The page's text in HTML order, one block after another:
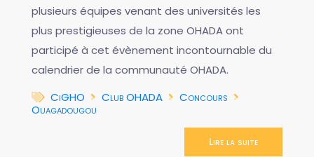
plusieurs équipes venant des universités les
plus prestigieuses de la zone OHADA ont
participé à cet évènement incontournable du
calendrier de la communauté OHADA.
CiGHO
Club OHADA
Concours
Ouagadougou
Lire la suite